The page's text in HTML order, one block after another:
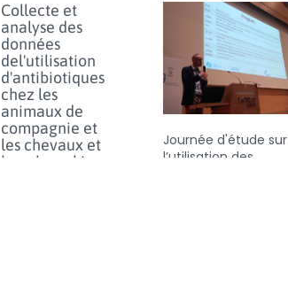
Collecte et
analyse des
données
del'utilisation
d'antibiotiques
chez les
animaux de
compagnie et
les chevaux et
benchmarking
Journée d'étude sur
l’utilisation des